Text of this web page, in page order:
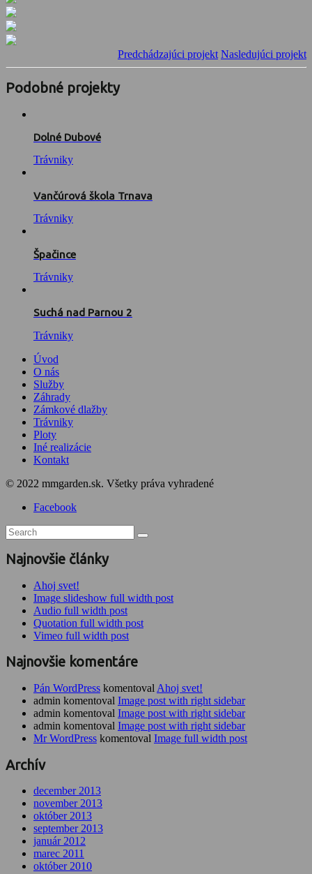
Predchádzajúci projekt Nasledujúci projekt
Podobné projekty
Dolné Dubové
Trávniky
Vančúrová škola Trnava
Trávniky
Špačince
Trávniky
Suchá nad Parnou 2
Trávniky
Úvod
O nás
Služby
Záhrady
Zámkové dlažby
Trávniky
Ploty
Iné realizácie
Kontakt
© 2022 mmgarden.sk. Všetky práva vyhradené
Facebook
Najnovšie články
Ahoj svet!
Image slideshow full width post
Audio full width post
Quotation full width post
Vimeo full width post
Najnovšie komentáre
Pán WordPress komentoval Ahoj svet!
admin komentoval Image post with right sidebar
admin komentoval Image post with right sidebar
admin komentoval Image post with right sidebar
Mr WordPress komentoval Image full width post
Archív
december 2013
november 2013
október 2013
september 2013
január 2012
marec 2011
október 2010